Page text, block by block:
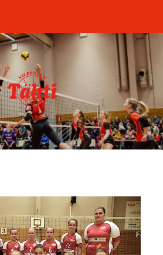
Vilppulan Tähti ry